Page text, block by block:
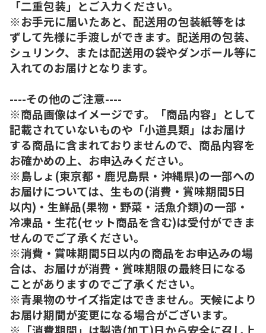
「二重包装」とご入力ください。
※お手元に届いたあと、配送用の包装紙等をは
ずして先様に手渡しができます。配送用の包装、
シュリンク、または配送用の袋やダンボール等に
入れてのお届けとなります。
----その他のご注意----
※商品画像はイメージです。「商品内容」として
記載されていないものや「小道具類」はお届け
する商品に含まれておりませんので、商品内容を
お確かめの上、お申込みください。
※島しょ(東京都・鹿児島県・沖縄県)の一部への
お届けについては、生もの(消費・賞味期間5日
以内)・生鮮品(果物・野菜・活魚介類)の一部・
冷凍品・生花(セット商品を含む)は受付ができま
せんのでご了承ください。
※消費・賞味期間5日以内の商品をお申込みの場
合は、お届けが消費・賞味期限の最終日になる
ことがありますのでご了承ください。
※青果物のサイズ指定はできません。天候により
お届け期間が変更になる場合がございます。
※「消費期間」は製造(加工)日から安全に召し上